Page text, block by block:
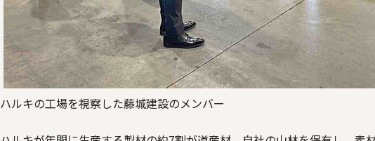
ハルキの工場を視察した藤城建設のメンバー